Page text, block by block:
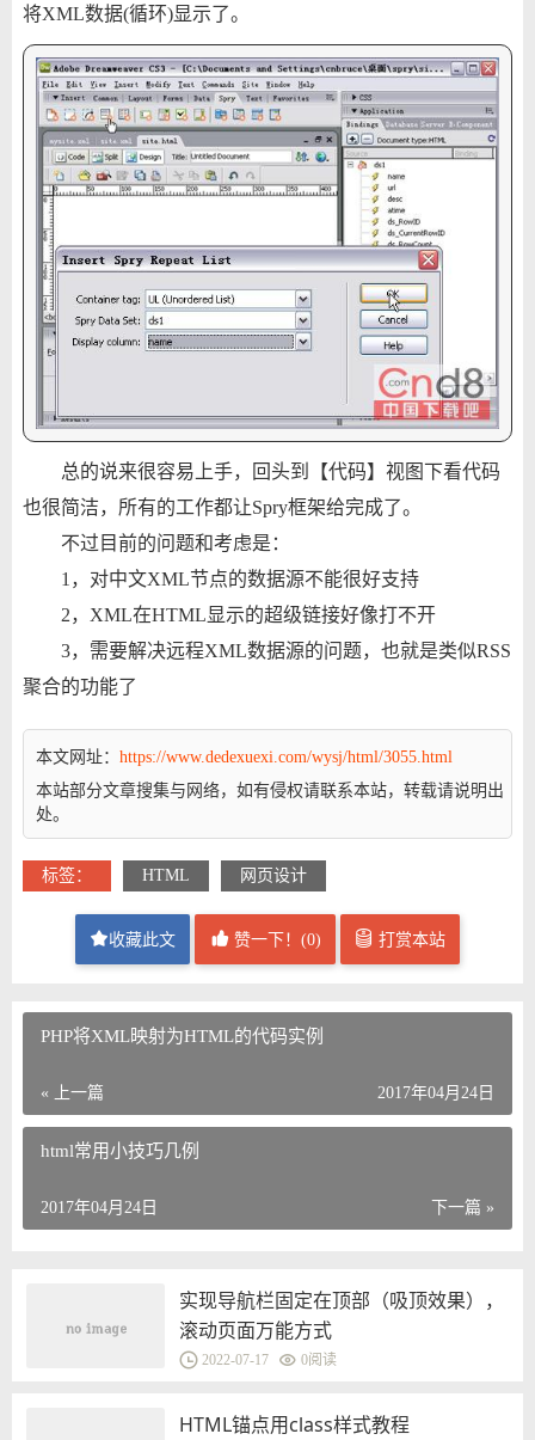
将XML数据(循环)显示了。
总的说来很容易上手，回头到【代码】视图下看代码
也很简洁，所有的工作都让Spry框架给完成了。
不过目前的问题和考虑是：
1，对中文XML节点的数据源不能很好支持
2，XML在HTML显示的超级链接好像打不开
3，需要解决远程XML数据源的问题，也就是类似RSS
聚合的功能了
本文网址： https://www.dedexuexi.com/wysj/html/3055.html
本站部分文章搜集与网络，如有侵权请联系本站，转载请说明出
处。
标签： HTML 网页设计
收藏此文 赞一下！(0) 打赏本站
PHP将XML映射为HTML的代码实例
« 上一篇 2017年04月24日
html常用小技巧几例
2017年04月24日 下一篇 »
实现导航栏固定在顶部（吸顶效果），
滚动页面万能方式
2022-07-17 0阅读
HTML锚点用class样式教程